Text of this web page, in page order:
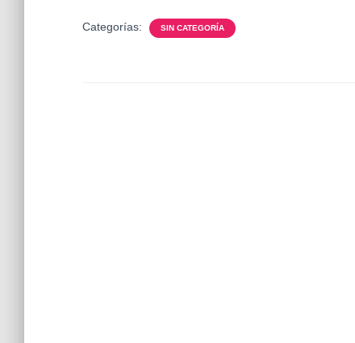
Categorías: SIN CATEGORÍA